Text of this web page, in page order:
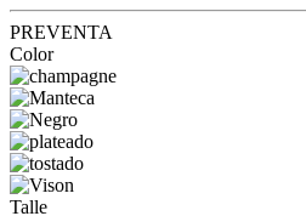
PREVENTA
Color
Talle